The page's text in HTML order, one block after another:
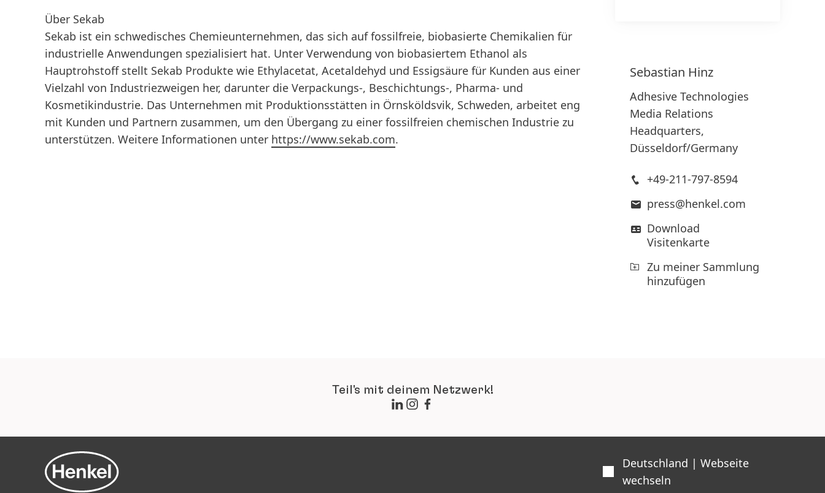
Über Sekab
Sekab ist ein schwedisches Chemieunternehmen, das sich auf fossilfreie, biobasierte Chemikalien für
industrielle Anwendungen spezialisiert hat. Unter Verwendung von biobasiertem Ethanol als
Hauptrohstoff stellt Sekab Produkte wie Ethylacetat, Acetaldehyd und Essigsäure für Kunden aus einer
Vielzahl von Industriezweigen her, darunter die Verpackungs-, Beschichtungs-, Pharma- und
Kosmetikindustrie. Das Unternehmen mit Produktionsstätten in Örnsköldsvik, Schweden, arbeitet eng
mit Kunden und Partnern zusammen, um den Übergang zu einer fossilfreien chemischen Industrie zu
unterstützen. Weitere Informationen unter https://www.sekab.com.
Sebastian Hinz
Adhesive Technologies
Media Relations
Headquarters,
Düsseldorf/Germany
+49-211-797-8594
press@henkel.com
Download
Visitenkarte
Zu meiner Sammlung
hinzufügen
Teil's mit deinem Netzwerk!
Deutschland | Webseite
wechseln